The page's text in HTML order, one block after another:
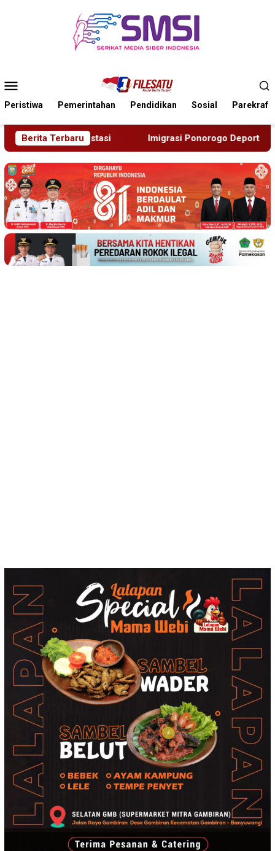
Mobile
Peristiwa Pemerintahan Pendidikan Sosial Parekraf
Berita Terbaru
Imigrasi Ponorogo Deportasi Satu WN Tiongkok